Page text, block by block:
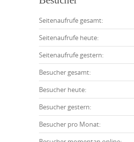
Seitenaufrufe gesamt:
Seitenaufrufe heute:
Seitenaufrufe gestern:
Besucher gesamt:
Besucher heute:
Besucher gestern:
Besucher pro Monat: